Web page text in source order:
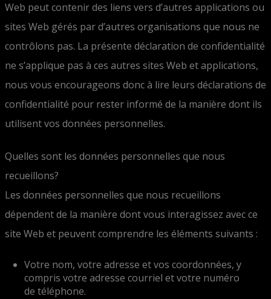
Web peut contenir des liens vers d’autres applications ou
sites Web gérés par d’autres organisations que nous ne
contrôlons pas. La présente déclaration de confidentialité
ne s’applique pas à ces autres sites Web et applications,
nous vous encourageons donc à lire leurs déclarations de
confidentialité pour rester informé de la manière dont ils
utilisent vos données personnelles.
Quelles sont les données personnelles que nous
recueillons?
Les données personnelles que nous recueillons
dépendent de la manière dont vous interagissez avec ce
site Web et peuvent comprendre les éléments suivants :
Votre nom, votre adresse et vos coordonnées, y
compris votre adresse courriel et votre numéro
de téléphone.